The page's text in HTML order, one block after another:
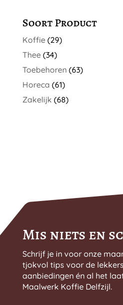
Soort Product
Koffie (29)
Thee (34)
Toebehoren (63)
Horeca (61)
Zakelijk (68)
Mis niets en
Schrijf je in voor onze
tjokvol tips voor de
aanbiedingen én al het
Maalwerk Koffie Delfzijl.